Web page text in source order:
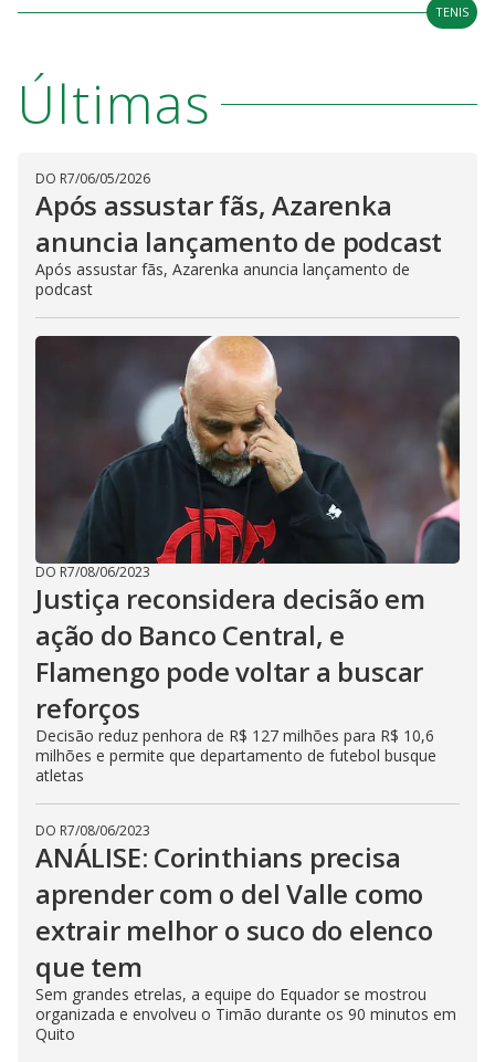
TENIS
Últimas
DO R7/06/05/2026
Após assustar fãs, Azarenka
anuncia lançamento de podcast
Após assustar fãs, Azarenka anuncia lançamento de
podcast
DO R7/08/06/2023
Justiça reconsidera decisão em
ação do Banco Central, e
Flamengo pode voltar a buscar
reforços
Decisão reduz penhora de R$ 127 milhões para R$ 10,6
milhões e permite que departamento de futebol busque
atletas
DO R7/08/06/2023
ANÁLISE: Corinthians precisa
aprender com o del Valle como
extrair melhor o suco do elenco
que tem
Sem grandes etrelas, a equipe do Equador se mostrou
organizada e envolveu o Timão durante os 90 minutos em
Quito